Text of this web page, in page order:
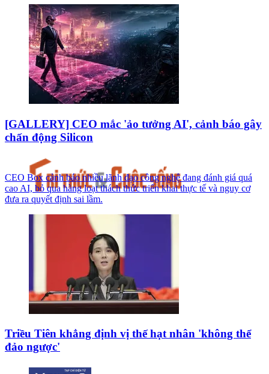
[GALLERY] CEO mắc 'ảo tưởng AI', cảnh báo gây
chấn động Silicon
CEO Box cảnh báo nhiều lãnh đạo công nghệ đang đánh giá quá
cao AI, bỏ qua hàng loạt thách thức triển khai thực tế và nguy cơ
đưa ra quyết định sai lầm.
Triều Tiên khẳng định vị thế hạt nhân 'không thể
đảo ngược'